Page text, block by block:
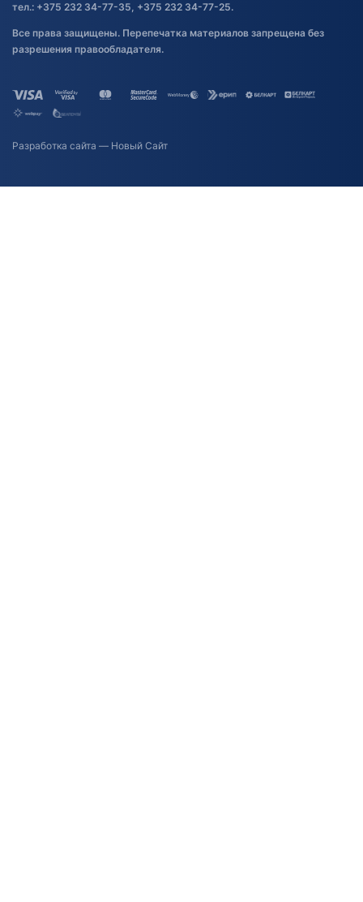
тел.: +375 232 34-77-35, +375 232 34-77-25.
Все права защищены. Перепечатка материалов запрещена без
разрешения правообладателя.
Разработка сайта — Новый Сайт